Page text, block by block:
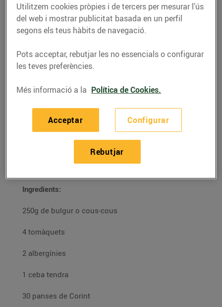
RECEPTES
Tomàquet farcit de
taboulé i formatge
Ingredients:
250g de bulgur o cous-cous
4 tomàquets
2 albergínies
1 ceba tendra
30 panses de Corint
Utilitzem cookies pròpies i de tercers per mesurar l’ús
del web i mostrar publicitat basada en un perfil
segons els teus hàbits de navegació.
Pots acceptar, rebutjar les no essencials o configurar
les teves preferències.
Més informació a la Política de Cookies.
Configurar
Rebutjar
Acceptar